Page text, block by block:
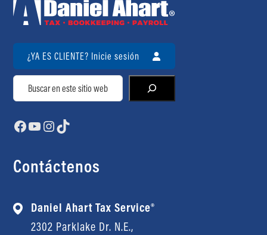
¿YA ES CLIENTE? Inicie sesión
Buscar
Facebook
YouTube
Instagram
TikTok
Contáctenos
Daniel Ahart Tax Service®
2302 Parklake Dr. N.E.,